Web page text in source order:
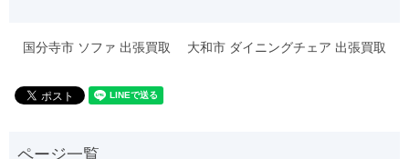
国分寺市 ソファ 出張買取 大和市 ダイニングチェア 出張買取